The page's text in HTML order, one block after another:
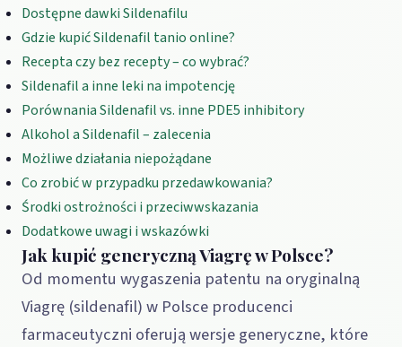
Dostępne dawki Sildenafilu
Gdzie kupić Sildenafil tanio online?
Recepta czy bez recepty – co wybrać?
Sildenafil a inne leki na impotencję
Porównania Sildenafil vs. inne PDE5 inhibitory
Alkohol a Sildenafil – zalecenia
Możliwe działania niepożądane
Co zrobić w przypadku przedawkowania?
Środki ostrożności i przeciwwskazania
Dodatkowe uwagi i wskazówki
Jak kupić generyczną Viagrę w Polsce?
Od momentu wygaszenia patentu na oryginalną
Viagrę (sildenafil) w Polsce producenci
farmaceutyczni oferują wersje generyczne, które